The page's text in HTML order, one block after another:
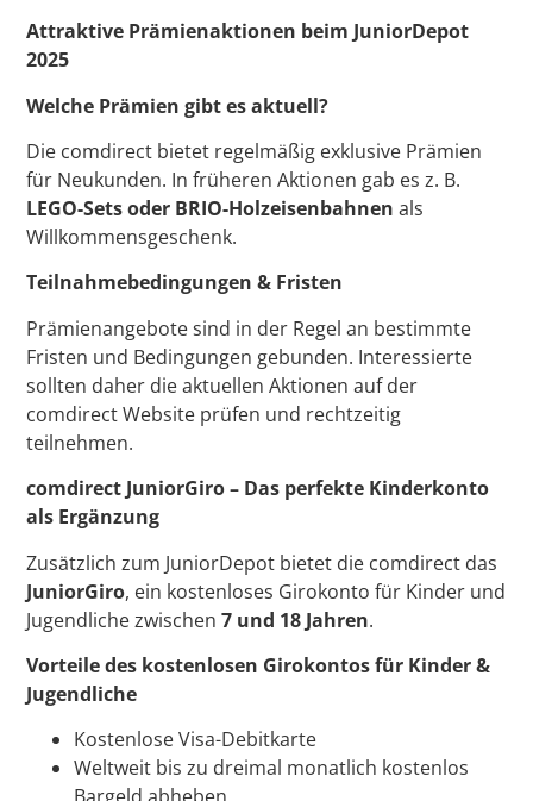
Attraktive Prämienaktionen beim JuniorDepot
2025
Welche Prämien gibt es aktuell?
Die comdirect bietet regelmäßig exklusive Prämien
für Neukunden. In früheren Aktionen gab es z. B.
LEGO-Sets oder BRIO-Holzeisenbahnen als
Willkommensgeschenk.
Teilnahmebedingungen & Fristen
Prämienangebote sind in der Regel an bestimmte
Fristen und Bedingungen gebunden. Interessierte
sollten daher die aktuellen Aktionen auf der
comdirect Website prüfen und rechtzeitig
teilnehmen.
comdirect JuniorGiro – Das perfekte Kinderkonto
als Ergänzung
Zusätzlich zum JuniorDepot bietet die comdirect das
JuniorGiro, ein kostenloses Girokonto für Kinder und
Jugendliche zwischen7 und 18 Jahren.
Vorteile des kostenlosen Girokontos für Kinder &
Jugendliche
Kostenlose Visa-Debitkarte
Weltweit bis zu dreimal monatlich kostenlos